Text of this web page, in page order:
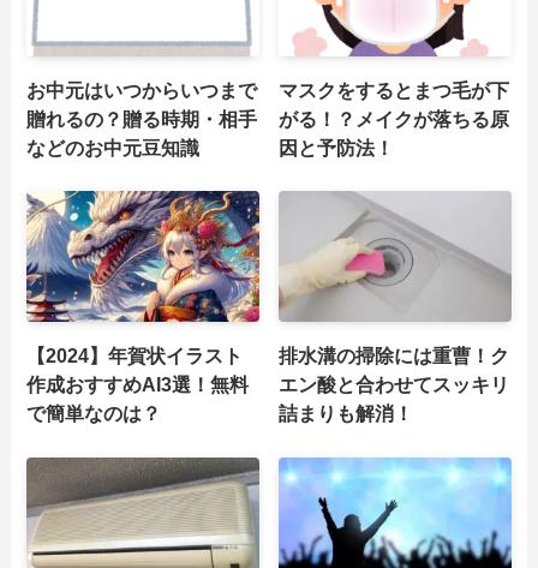
お中元はいつからいつまで
贈れるの？贈る時期・相手
などのお中元豆知識
マスクをするとまつ毛が下
がる！？メイクが落ちる原
因と予防法！
【2024】年賀状イラスト
作成おすすめAI3選！無料
で簡単なのは？
排水溝の掃除には重曹！ク
エン酸と合わせてスッキリ
詰まりも解消！